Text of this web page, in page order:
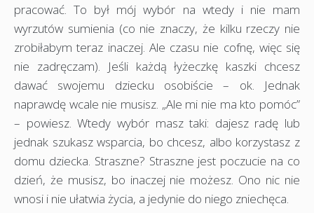
pracować. To był mój wybór na wtedy i nie mam
wyrzutów sumienia (co nie znaczy, że kilku rzeczy nie
zrobiłabym teraz inaczej. Ale czasu nie cofnę, więc się
nie zadręczam). Jeśli każdą łyżeczkę kaszki chcesz
dawać swojemu dziecku osobiście – ok. Jednak
naprawdę wcale nie musisz. „Ale mi nie ma kto pomóc”
– powiesz. Wtedy wybór masz taki: dajesz radę lub
jednak szukasz wsparcia, bo chcesz, albo korzystasz z
domu dziecka. Straszne? Straszne jest poczucie na co
dzień, że musisz, bo inaczej nie możesz. Ono nic nie
wnosi i nie ułatwia życia, a jedynie do niego zniechęca.